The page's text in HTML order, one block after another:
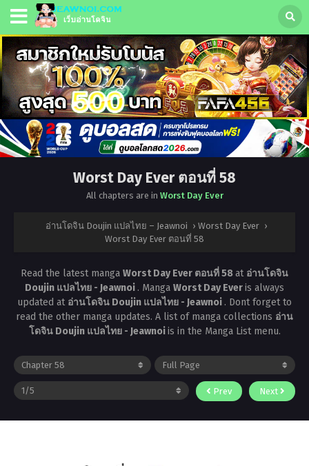
Worst Day Ever ตอนที่ 58
All chapters are in Worst Day Ever
อ่านโดจิน Doujin แปลไทย – Jeawnoi › Worst Day Ever ›
Worst Day Ever ตอนที่ 58
Read the latest manga Worst Day Ever ตอนที่ 58at อ่านโดจิน
Doujin แปลไทย - Jeawnoi . Manga Worst Day Everis always
updated at อ่านโดจิน Doujin แปลไทย - Jeawnoi . Dont forget to
read the other manga updates. A list of manga collections อ่าน
โดจิน Doujin แปลไทย - Jeawnoiis in the Manga List menu.
Prev Next